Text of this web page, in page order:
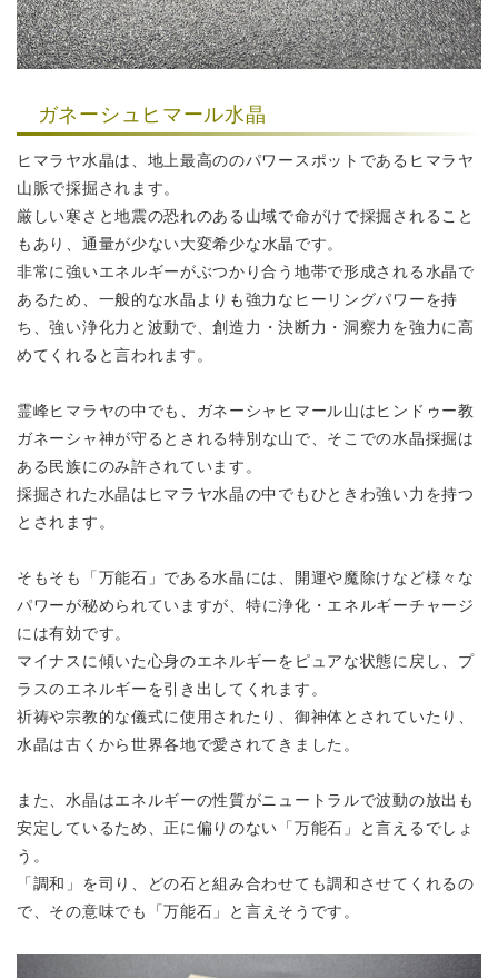
ガネーシュヒマール水晶
ヒマラヤ水晶は、地上最高ののパワースポットであるヒマラヤ
山脈で採掘されます。
厳しい寒さと地震の恐れのある山域で命がけで採掘されること
もあり、 通量が少ない大変希少な水晶です。
非常に強いエネルギーがぶつかり合う地帯で形成される水晶で
あるため、 一般的な水晶よりも強力なヒーリングパワーを持
ち、強い浄化力と波動で、創造力・決断力・洞察力を強力に高
めてくれると言われます。
霊峰ヒマラヤの中でも、ガネーシャヒマール山はヒンドゥー教
ガネーシャ神が守るとされる特別な山で、そこでの水晶採掘は
ある民族にのみ許されています。
採掘された水晶はヒマラヤ水晶の中でもひときわ強い力を持つ
とされます。
そもそも「万能石」である水晶には、開運や魔除けなど様々な
パワーが秘められていますが、 特に浄化・エネルギーチャージ
には有効です。
マイナスに傾いた心身のエネルギーをピュアな状態に戻し、 プ
ラスのエネルギーを引き出してくれます。
祈祷や宗教的な儀式に使用されたり、御神体とされていたり、
水晶は古くから世界各地で愛されてきました。
また、水晶はエネルギーの性質がニュートラルで波動の放出も
安定しているため、正に偏りのない「万能石」と言えるでしょ
う。
「調和」を司り、どの石と組み合わせても調和させてくれるの
で、 その意味でも「万能石」と言えそうです。